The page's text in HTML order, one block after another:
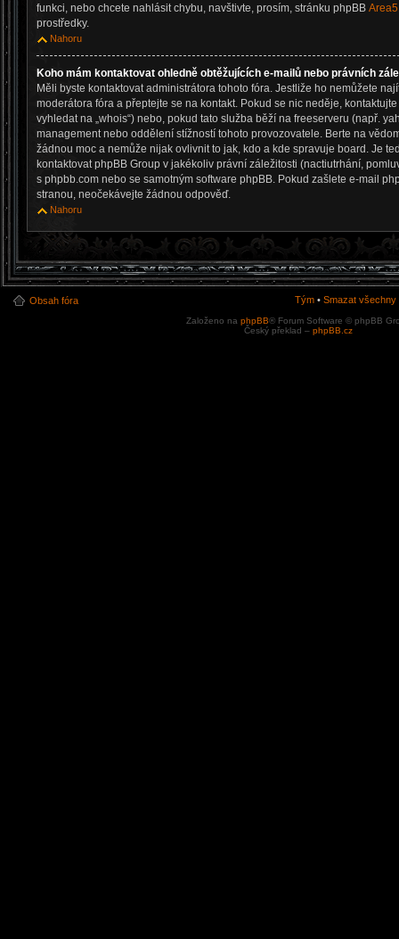
funkci, nebo chcete nahlásit chybu, navštivte, prosím, stránku phpBB
prostředky.
Nahoru
Koho mám kontaktovat ohledně obtěžujících e-mailů nebo právních
Měli byste kontaktovat administrátora tohoto fóra. Jestliže ho nemůžete
moderátora fóra a přeptejte se na kontakt. Pokud se nic neděje,
vyhledat na „whois“) nebo, pokud tato služba běží na freeserveru (např.
management nebo oddělení stížností tohoto provozovatele. Berte na
žádnou moc a nemůže nijak ovlivnit to jak, kdo a kde spravuje board. Je
kontaktovat phpBB Group v jakékoliv právní záležitosti (nactiutrhání,
s phpbb.com nebo se samotným software phpBB. Pokud zašlete e-mail
stranou, neočekávejte žádnou odpověď.
Nahoru
Obsah fóra Tým • Smazat
Založeno na phpBB® Forum Software © phpBB
Český překlad – phpBB.cz